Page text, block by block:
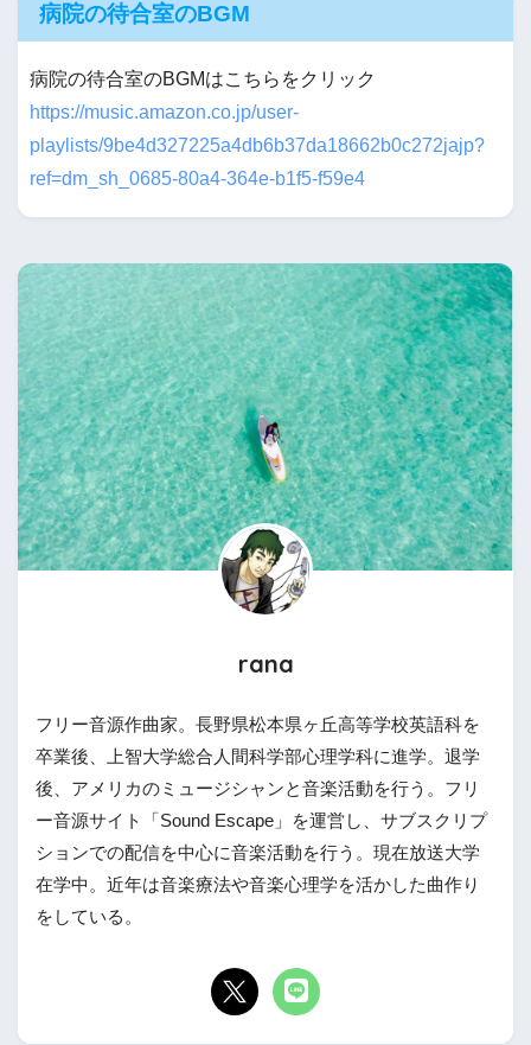
病院の待合室のBGM
病院の待合室のBGMはこちらをクリック
https://music.amazon.co.jp/user-
playlists/9be4d327225a4db6b37da18662b0c272jajp?
ref=dm_sh_0685-80a4-364e-b1f5-f59e4
rana
フリー音源作曲家。長野県松本県ヶ丘高等学校英語科を
卒業後、上智大学総合人間科学部心理学科に進学。退学
後、アメリカのミュージシャンと音楽活動を行う。フリ
ー音源サイト「Sound Escape」を運営し、サブスクリプ
ションでの配信を中心に音楽活動を行う。現在放送大学
在学中。近年は音楽療法や音楽心理学を活かした曲作り
をしている。